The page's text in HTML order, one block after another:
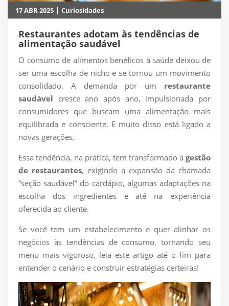
17 ABR 2025 | Curiosidades
Restaurantes adotam às tendências de
alimentação saudável
O consumo de alimentos benéficos à saúde deixou de
ser uma escolha de nicho e se tornou um movimento
consolidado. A demanda por um restaurante
saudável cresce ano após ano, impulsionada por
consumidores que buscam uma alimentação mais
equilibrada e consciente. E muito disso está ligado a
novas gerações.
Essa tendência, na prática, tem transformado a gestão
de restaurantes, exigindo a expansão da chamada
“seção saudável” do cardápio, algumas adaptações na
escolha dos ingredientes e até na experiência
oferecida ao cliente.
Se você tem um estabelecimento e quer alinhar os
negócios às tendências de consumo, tornando seu
menu mais vigoroso, leia este artigo até o fim para
entender o cenário e construir estratégias certeiras!